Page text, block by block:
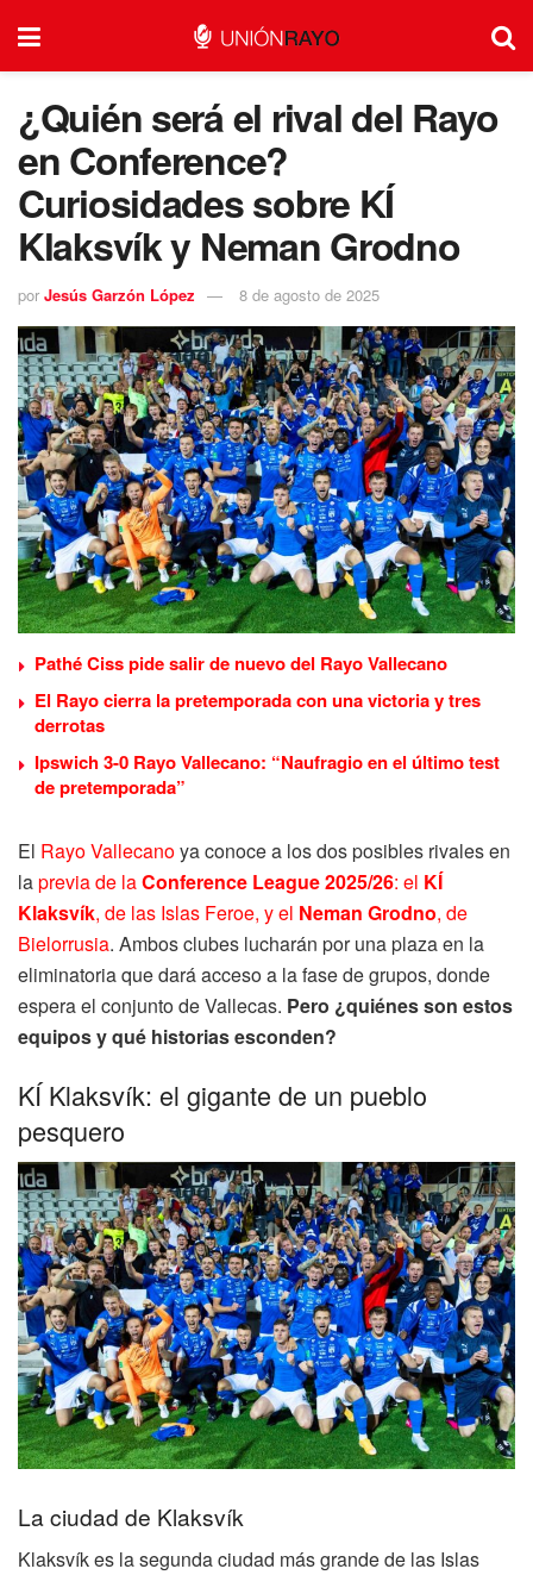
¿Quién será el rival del Rayo
en Conference?
Curiosidades sobre KÍ
Klaksvík y Neman Grodno
por Jesús Garzón López 8 de agosto de 2025
Pathé Ciss pide salir de nuevo del Rayo Vallecano
El Rayo cierra la pretemporada con una victoria y tres
derrotas
Ipswich 3-0 Rayo Vallecano: “Naufragio en el último test
de pretemporada”
El Rayo Vallecanoya conoce a los dos posibles rivales en
laprevia de laConference League 2025/26: el KÍ
Klaksvík, de las Islas Feroe, y el Neman Grodno, de
Bielorrusia. Ambos clubes lucharán por una plaza en la
eliminatoria que dará acceso a la fase de grupos, donde
espera el conjunto de Vallecas. Pero ¿quiénes son estos
equipos y qué historias esconden?
KÍ Klaksvík: el gigante de un pueblo
pesquero
La ciudad de Klaksvík
Klaksvík es la segunda ciudad más grande de las Islas